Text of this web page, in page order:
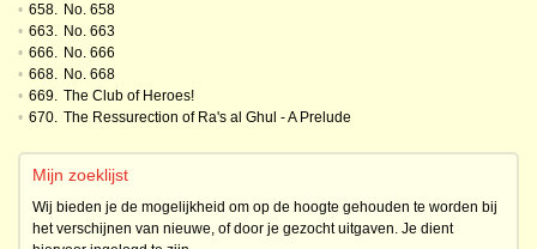
• 658. No. 658
• 663. No. 663
• 666. No. 666
• 668. No. 668
• 669. The Club of Heroes!
• 670. The Ressurection of Ra's al Ghul - A Prelude
Mijn zoeklijst
Wij bieden je de mogelijkheid om op de hoogte gehouden te worden bij
het verschijnen van nieuwe, of door je gezocht uitgaven. Je dient